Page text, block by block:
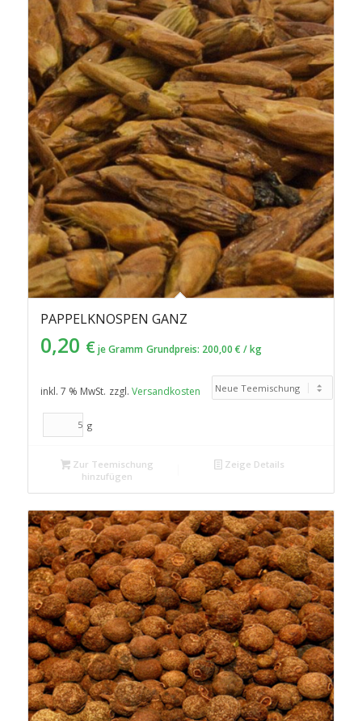
PAPPELKNOSPEN GANZ
0,20 € je Gramm Grundpreis: 200,00 € /kg
inkl. 7 % MwSt. zzgl. Versandkosten
g
Zur Teemischung
hinzufügen
Zeige Details